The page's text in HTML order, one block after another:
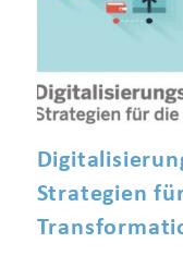
Strategien